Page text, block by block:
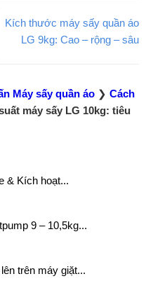
Kích thước máy sấy quần áo
LG 9kg: Cao – rộng – sâu
Máy sấy quần áo ❯ Cách
máy sấy LG 10kg: tiêu
& Kích hoạt...
9 – 10,5kg...
trên máy giặt...